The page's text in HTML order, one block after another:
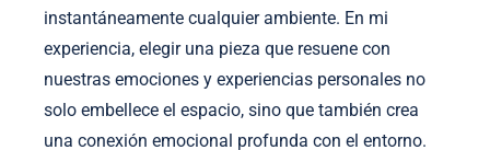
instantáneamente cualquier ambiente. En mi
experiencia, elegir una pieza que resuene con
nuestras emociones y experiencias personales no
solo embellece el espacio, sino que también crea
una conexión emocional profunda con el entorno.